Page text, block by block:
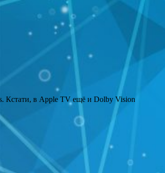
Кстати, в Apple TV ещё и Dolby Vision